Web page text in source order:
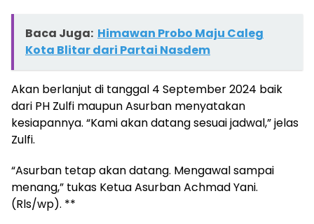
Baca Juga: Himawan Probo Maju Caleg
Kota Blitar dari Partai Nasdem
Akan berlanjut di tanggal 4 September 2024 baik
dari PH Zulfi maupun Asurban menyatakan
kesiapannya. “Kami akan datang sesuai jadwal,” jelas
Zulfi.
“Asurban tetap akan datang. Mengawal sampai
menang,” tukas Ketua Asurban Achmad Yani.
(Rls/wp). **